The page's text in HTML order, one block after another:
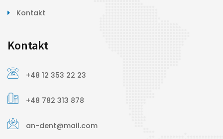
Kontakt
Kontakt
+48 12 353 22 23
+48 782 313 878
an-dent@mail.com